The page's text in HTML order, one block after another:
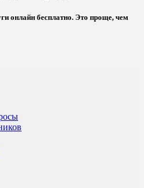
онлайн бесплатно. Это проще, чем